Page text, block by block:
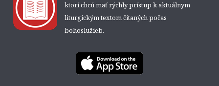
ktorí chcú mať rýchly prístup k aktuálnym
liturgickým textom čítaných počas
bohoslužieb.